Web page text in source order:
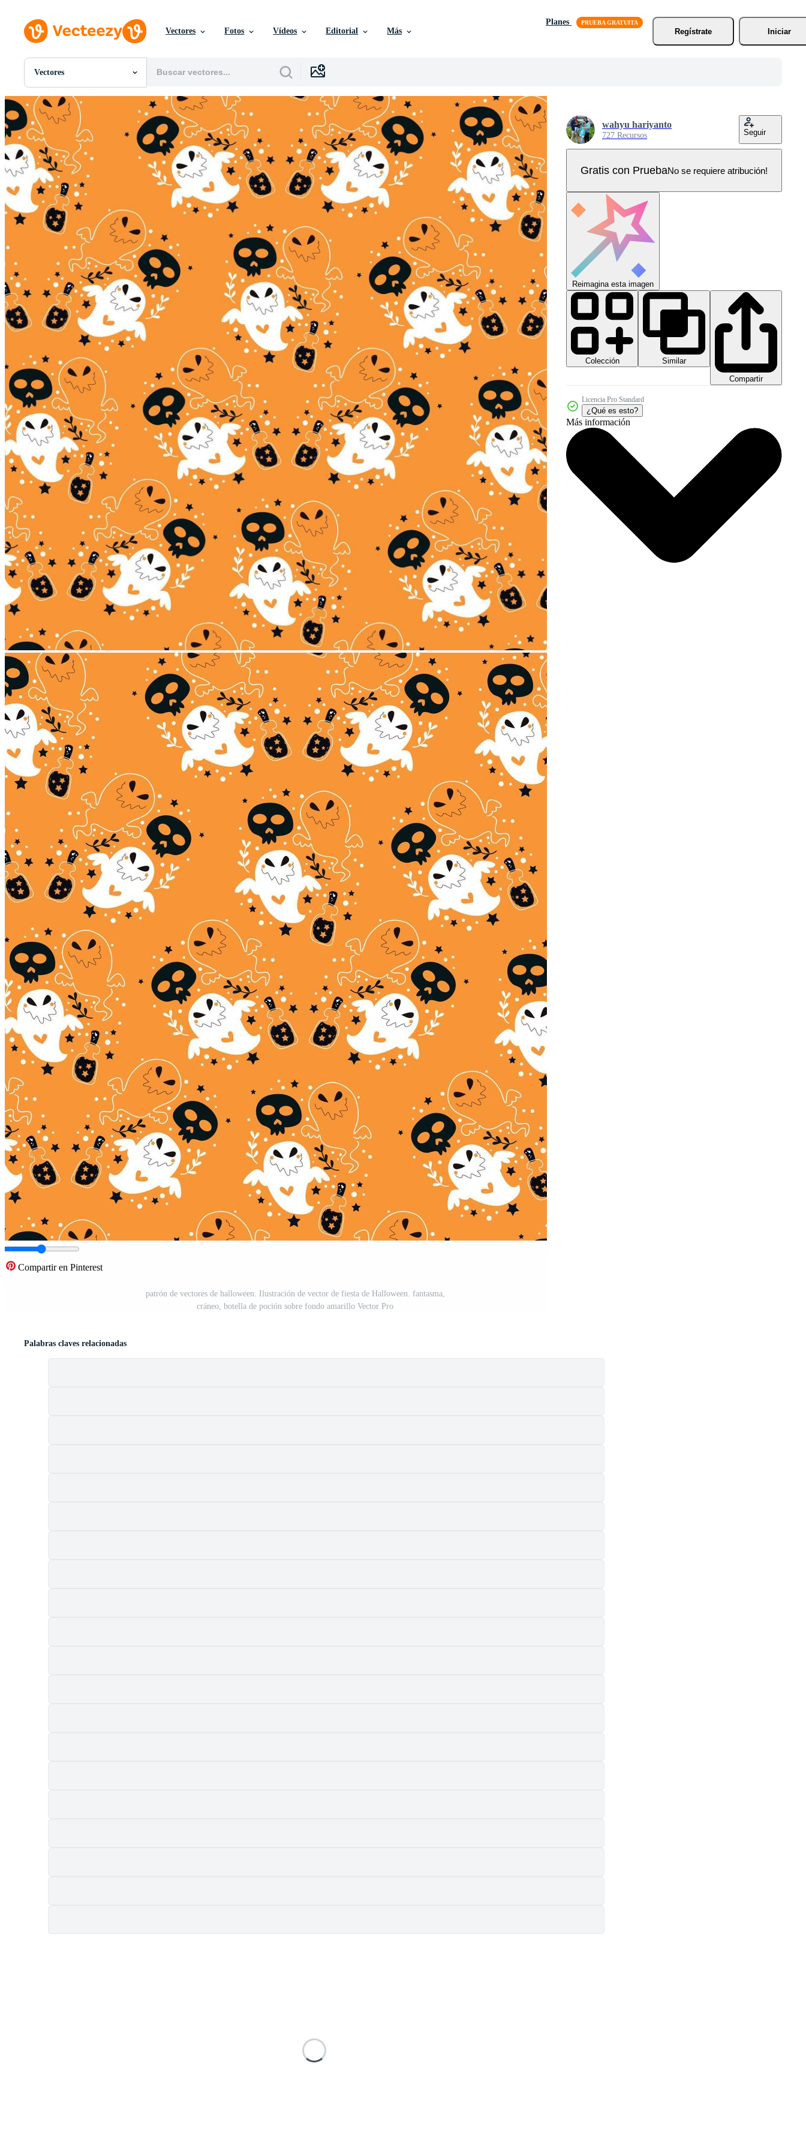
Vectores Fotos Vídeos Editorial Más
Planes
Regístrate
Iniciar
Vectores
Todas Imágenes
Fotos
PNGs
PSDs
Plantillas
Vectores
Videos
Gráficos en Movimiento
Imágenes Editoriales
Eventos Editoriales
Compartir en Pinterest
patrón de vectores de halloween. Ilustración de vector de fiesta de Halloween. fantasma,
cráneo, botella de poción sobre fondo amarillo Vector Pro
wahyu hariyanto
727 Recursos Seguir
Gratis con PruebaNo se requiere atribución!
Reimagina esta imagen
Colección
Similar
Compartir
Licencia Pro Standard
¿Qué es esto?
Más información
Palabras claves relacionadas